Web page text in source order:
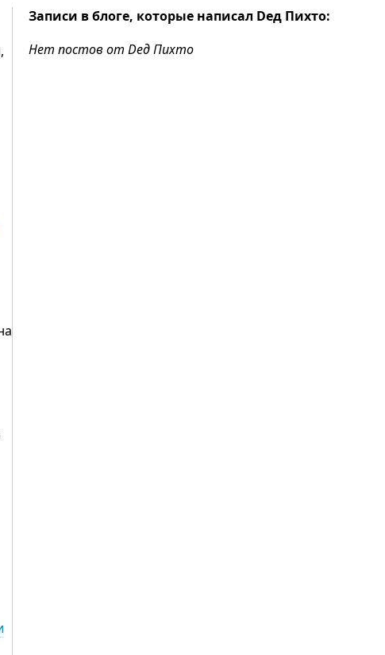
Записи в блоге, которые написал Dед Пихто:
Нет постов от Dед Пихто